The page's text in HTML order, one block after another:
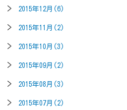
2015年12月(6)
2015年11月(2)
2015年10月(3)
2015年09月(2)
2015年08月(3)
2015年07月(2)